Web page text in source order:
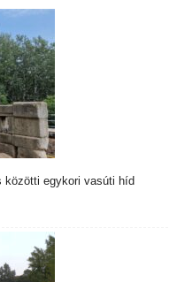
közötti egykori vasúti híd